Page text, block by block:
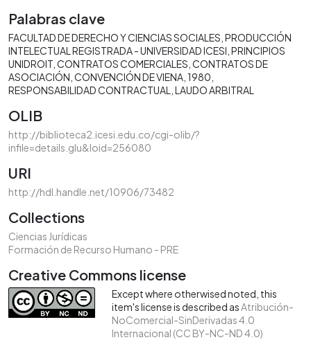
Palabras clave
FACULTAD DE DERECHO Y CIENCIAS SOCIALES PRODUCCIÓN
INTELECTUAL REGISTRADA - UNIVERSIDAD ICESI PRINCIPIOS
UNIDROIT CONTRATOS COMERCIALES CONTRATOS DE
ASOCIACIÓN CONVENCIÓN DE VIENA, 1980
RESPONSABILIDAD CONTRACTUAL
LAUDO ARBITRAL
OLIB
http://biblioteca2.icesi.edu.co/cgi-olib/?
infile=details.glu&loid=256080
URI
http://hdl.handle.net/10906/73482
Collections
Ciencias Jurídicas
Formación de Recurso Humano - PRE
Creative Commons license
Except where otherwised noted, this
item's license is described asAtribución-
NoComercial-SinDerivadas 4.0
Internacional (CC BY-NC-ND 4.0)